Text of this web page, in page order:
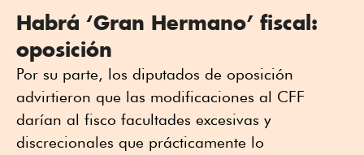
Habrá ‘Gran Hermano’ fiscal:
oposición
Por su parte, los diputados de oposición
advirtieron que las modificaciones al CFF
darían al fisco facultades excesivas y
discrecionales que prácticamente lo